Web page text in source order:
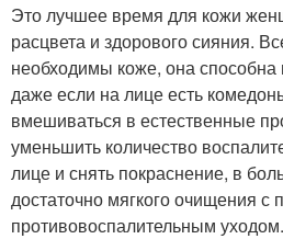
Это лучшее время для кожи
расцвета и здорового сияния.
необходимы коже, она
даже если на лице есть
вмешиваться в естественные
уменьшить количество
лице и снять покраснение, в
достаточно мягкого очищения
противовоспалительным уходом.